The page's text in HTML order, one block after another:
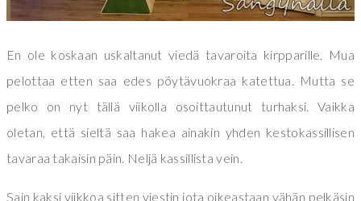
En ole koskaan uskaltanut viedä tavaroita kirpparille. Mua
pelottaa etten saa edes pöytävuokraa katettua. Mutta se
pelko on nyt tällä viikolla osoittautunut turhaksi. Vaikka
oletan, että sieltä saa hakea ainakin yhden kestokassillisen
tavaraa takaisin päin. Neljä kassillista vein.
Sain kaksi viikkoa sitten viestin jota oikeastaan vähän pelkäsin